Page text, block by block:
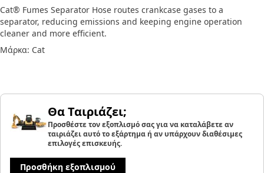
Cat® Fumes Separator Hose routes crankcase gases to a
separator, reducing emissions and keeping engine operation
cleaner and more efficient.
Μάρκα: Cat
Θα Ταιριάζει;
Προσθέστε τον εξοπλισμό σας για να καταλάβετε αν
ταιριάζει αυτό το εξάρτημα ή αν υπάρχουν διαθέσιμες
επιλογές επισκευής.
Προσθήκη εξοπλισμού